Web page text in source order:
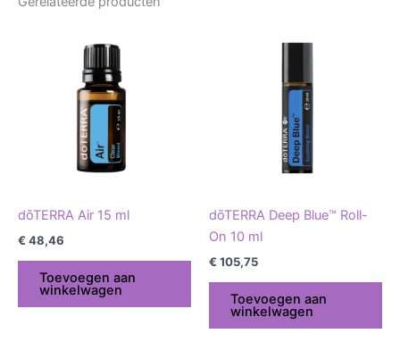
dōTERRA Air 15 ml
€ 48,46
Toevoegen aan
winkelwagen
dōTERRA Deep Blue™ Roll-
On 10 ml
€ 105,75
Toevoegen aan
winkelwagen